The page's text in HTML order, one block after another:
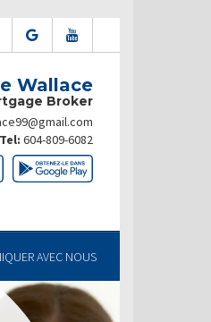
Wallace
Broker
Tel: 604-809-6082
AVEC NOUS